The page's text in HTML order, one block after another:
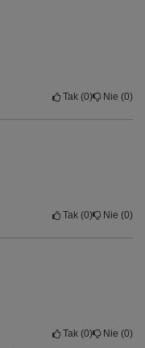
Tak 0 Nie 0
Tak 0 Nie 0
Tak 0 Nie 0